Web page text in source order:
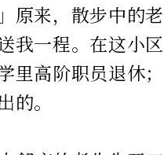
原来，散步中的老
我一程。在这小区
高阶职员退休；
。